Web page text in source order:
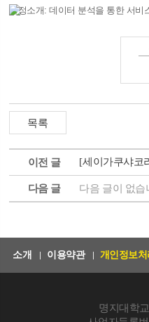
과정소개: 데이터 분석을 통한 서
이전 글
다음 글 다음 글이 없습
소개 이용약관 개인정보처
명지대학